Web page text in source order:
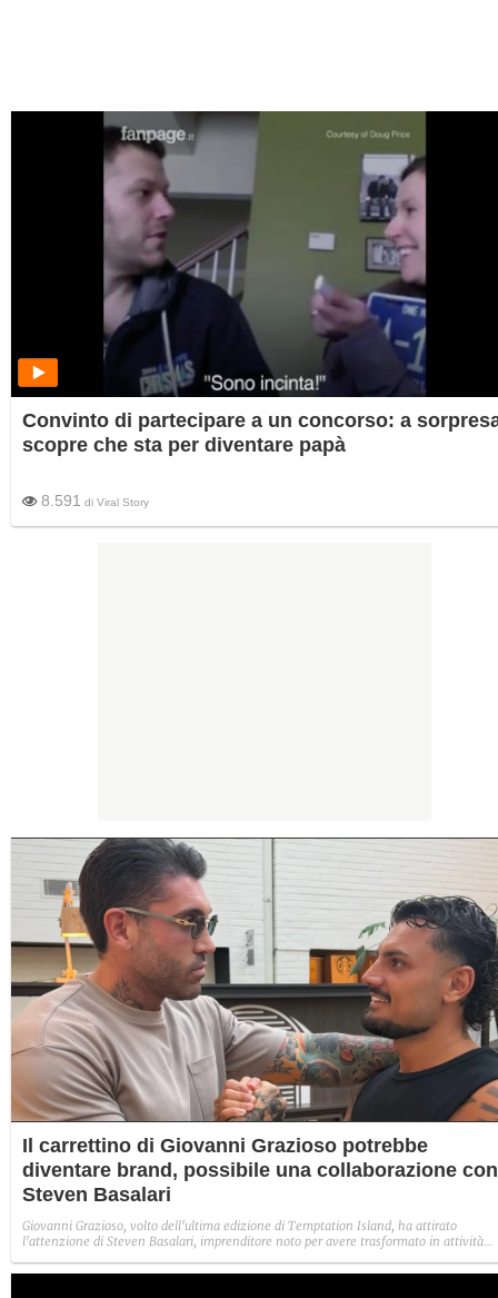
Convinto di partecipare a un concorso: a
scopre che sta per diventare papà
8.591 di Viral Story
Il carrettino di Giovanni Grazioso potrebbe
diventare brand, possibile una collaborazione con
Steven Basalari
Giovanni Grazioso, volto dell'ultima edizione di Temptation Island, ha attirato
l'attenzione di Steven Basalari, imprenditore noto per avere trasformato in attività
due è stato il "carrettino delle brioche" del siciliano, che potrebbe diventare il punto